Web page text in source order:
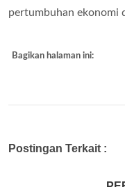
pertumbuhan ekonomi
Bagikan halaman ini:
Postingan Terkait :